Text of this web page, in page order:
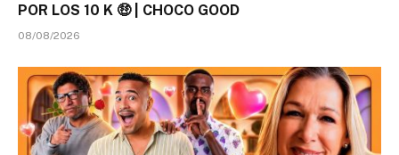
POR LOS 10 K 🤑 | CHOCO GOOD
08/08/2026